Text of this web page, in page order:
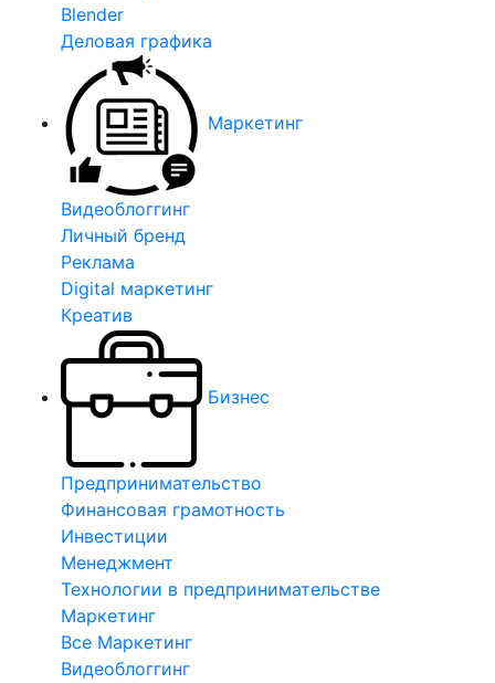
Blender
Деловая графика
Маркетинг
Видеоблоггинг
Личный бренд
Реклама
Digital маркетинг
Креатив
Бизнес
Предпринимательство
Финансовая грамотность
Инвестиции
Менеджмент
Технологии в предпринимательстве
Маркетинг
Все Маркетинг
Видеоблоггинг